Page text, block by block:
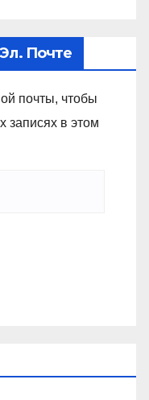
Почте
почты, чтобы
записях в этом